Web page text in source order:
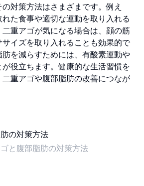
対策方法はさまざまです。例え
た食事や適切な運動を取り入れる
二重アゴが気になる場合は、顔の筋
イズを取り入れることも効果的で
を減らすためには、有酸素運動や
役立ちます。健康的な生活習慣を
重アゴや腹部脂肪の改善につなが
と腹部脂肪の対策方法